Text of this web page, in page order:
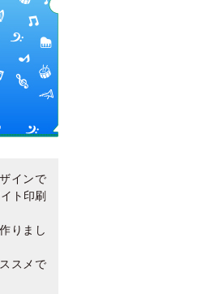
インで
ト印刷
りまし
スメで